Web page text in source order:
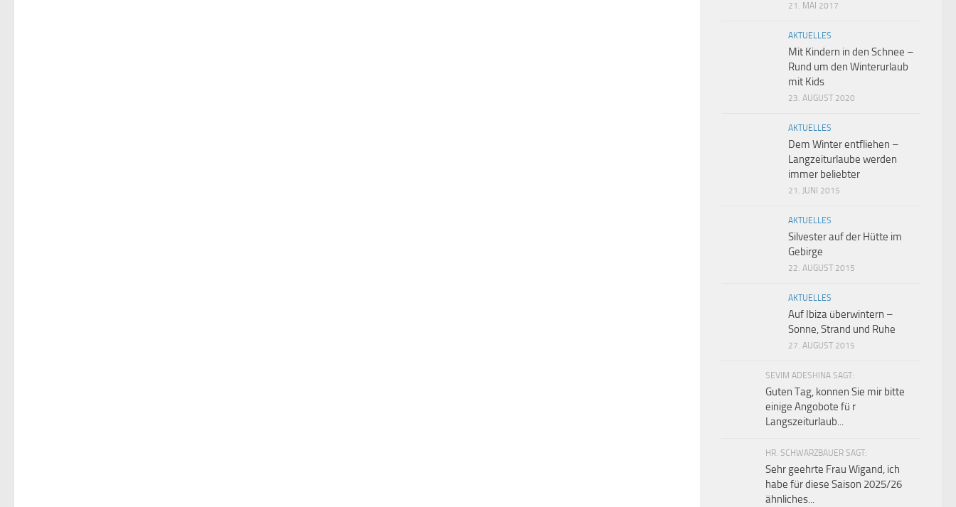
21. MAI 2017
AKTUELLES
Mit Kindern in den Schnee –
Rund um den Winterurlaub
mit Kids
23. AUGUST 2020
AKTUELLES
Dem Winter entfliehen –
Langzeiturlaube werden
immer beliebter
21. JUNI 2015
AKTUELLES
Silvester auf der Hütte im
Gebirge
22. AUGUST 2015
AKTUELLES
Auf Ibiza überwintern –
Sonne, Strand und Ruhe
27. AUGUST 2015
SEVIM ADESHINA SAGT:
Guten Tag, konnen Sie mir bitte
einige Angobote fü r
Langszeiturlaub...
HR. SCHWARZBAUER SAGT:
Sehr geehrte Frau Wigand, ich
habe für diese Saison 2025/26
ähnliches...